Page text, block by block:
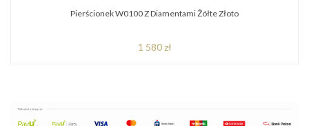
Pierścionek W0100 Z Diamentami Żółte Złoto
1 580 zł